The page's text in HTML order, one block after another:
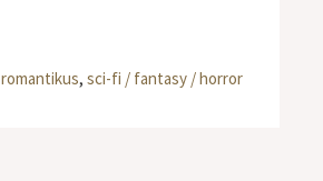
romantikus, sci-fi / fantasy / horror